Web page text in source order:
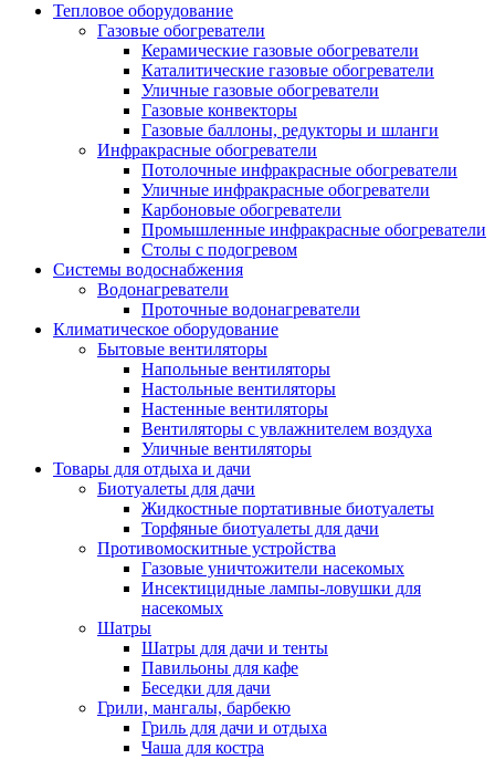
Тепловое оборудование
Газовые обогреватели
Керамические газовые обогреватели
Каталитические газовые обогреватели
Уличные газовые обогреватели
Газовые конвекторы
Газовые баллоны, редукторы и шланги
Инфракрасные обогреватели
Потолочные инфракрасные обогреватели
Уличные инфракрасные обогреватели
Карбоновые обогреватели
Промышленные инфракрасные обогреватели
Столы с подогревом
Системы водоснабжения
Водонагреватели
Проточные водонагреватели
Климатическое оборудование
Бытовые вентиляторы
Напольные вентиляторы
Настольные вентиляторы
Настенные вентиляторы
Вентиляторы с увлажнителем воздуха
Уличные вентиляторы
Товары для отдыха и дачи
Биотуалеты для дачи
Жидкостные портативные биотуалеты
Торфяные биотуалеты для дачи
Противомоскитные устройства
Газовые уничтожители насекомых
Инсектицидные лампы-ловушки для
насекомых
Шатры
Шатры для дачи и тенты
Павильоны для кафе
Беседки для дачи
Грили, мангалы, барбекю
Гриль для дачи и отдыха
Чаша для костра